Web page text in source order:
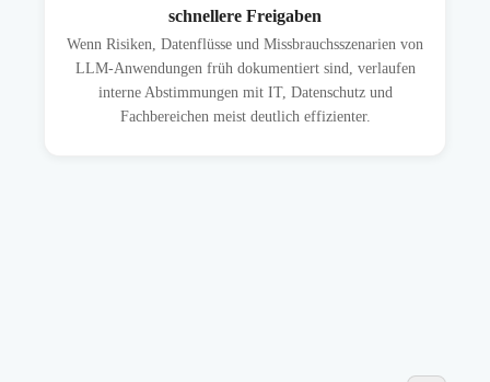
schnellere Freigaben
Wenn Risiken, Datenflüsse und Missbrauchsszenarien von
LLM-Anwendungen früh dokumentiert sind, verlaufen
interne Abstimmungen mit IT, Datenschutz und
Fachbereichen meist deutlich effizienter.